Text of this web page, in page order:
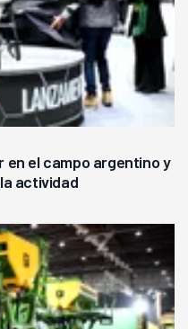
en el campo argentino y
actividad